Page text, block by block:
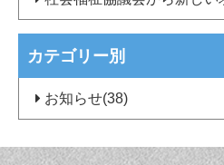
カテゴリー別
お知らせ(38)